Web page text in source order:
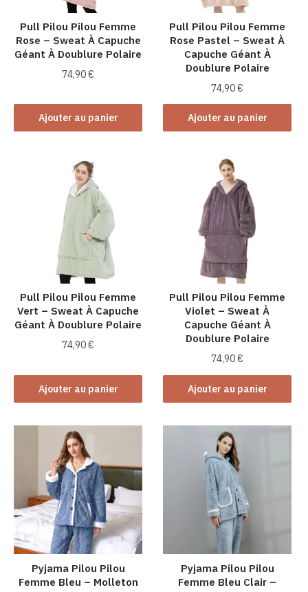
Pull Pilou Pilou Femme
Rose – Sweat À Capuche
Géant À Doublure Polaire
74,90€
Ajouter au panier
Pull Pilou Pilou Femme
Rose Pastel – Sweat À
Capuche Géant À
Doublure Polaire
74,90€
Ajouter au panier
Pull Pilou Pilou Femme
Vert – Sweat À Capuche
Géant À Doublure Polaire
74,90€
Ajouter au panier
Pull Pilou Pilou Femme
Violet – Sweat À
Capuche Géant À
Doublure Polaire
74,90€
Ajouter au panier
Pyjama Pilou Pilou
Femme Bleu – Molleton
Pyjama Pilou Pilou
Femme Bleu Clair –